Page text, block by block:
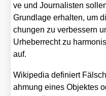
ve und Jour­na­lis­ten
Grund­la­ge erhal­ten, um
chun­gen zu ver­bes­sern
Urhe­ber­recht zu
auf.
Wiki­pe­dia defi­niert
ah­mung eines Objek­tes